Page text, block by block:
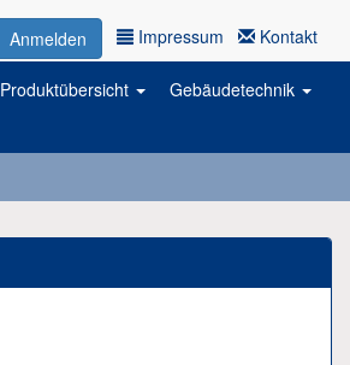
Anmelden Impressum Kontakt
Produktübersicht
Gebäudetechnik